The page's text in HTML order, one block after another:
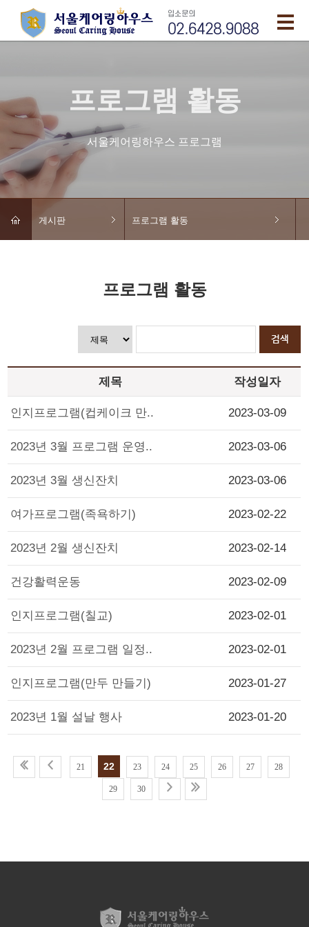
프로그램 활동
서울케어링하우스 프로그램
게시판 프로그램 활동
프로그램 활동
제목 작성일자
인지프로그램(컵케이크 만.. 2023-03-09
2023년 3월 프로그램 운영.. 2023-03-06
2023년 3월 생신잔치 2023-03-06
여가프로그램(족욕하기) 2023-02-22
2023년 2월 생신잔치 2023-02-14
건강활력운동 2023-02-09
인지프로그램(칠교) 2023-02-01
2023년 2월 프로그램 일정.. 2023-02-01
인지프로그램(만두 만들기) 2023-01-27
2023년 1월 설날 행사 2023-01-20
21 22 23 24 25 26 27 28
29 30